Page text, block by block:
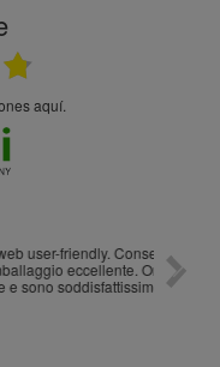
aquí.
Consegna
Ormai
10/10